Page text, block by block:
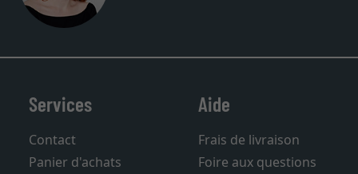
Services
Contact
Panier d'achats
Aide
Frais de livraison
Foire aux questions